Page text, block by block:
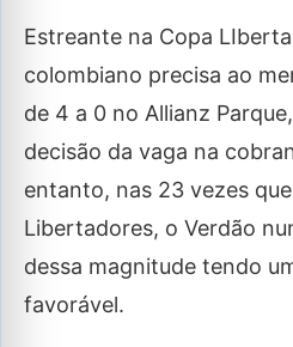
Estreante na Copa
colombiano precisa ao
de 4 a 0 no Allianz
decisão da vaga na
entanto, nas 23 vezes
Libertadores, o Verdão
dessa magnitude tendo
favorável.